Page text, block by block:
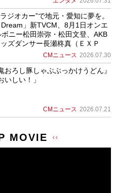
ジオカー”で地元・愛知に夢を。
」新TVCM、8月1日オンエ
ニー松田崇弥・松田文登、AKB
ズダンサー長瀬柊真（ＥＸＰ
CMニュース 2026.07.30
おろし豚しゃぶぶっかけうどん』
いしい！」
CMニュース 2026.07.21
MOVIE